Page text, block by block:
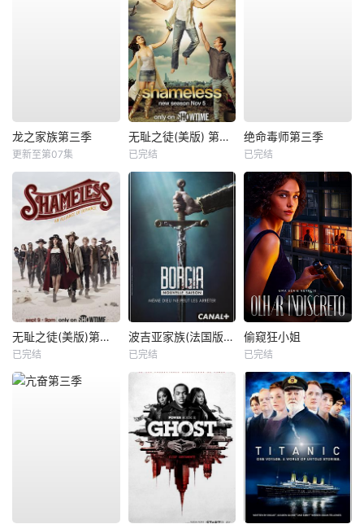
龙之家族第三季
更新至第07集
无耻之徒(美版) 第八季
已完结
绝命毒师第三季
已完结
无耻之徒(美版)第九季
已完结
波吉亚家族(法国版) 第二季
已完结
偷窥狂小姐
已完结